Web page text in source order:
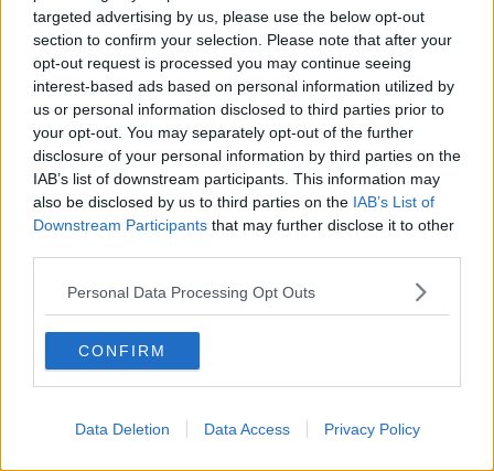
targeted advertising by us, please use the below opt-out
section to confirm your selection. Please note that after your
opt-out request is processed you may continue seeing
interest-based ads based on personal information utilized by
us or personal information disclosed to third parties prior to
your opt-out. You may separately opt-out of the further
disclosure of your personal information by third parties on the
IAB’s list of downstream participants. This information may
also be disclosed by us to third parties on the IAB’s List of
Downstream Participants that may further disclose it to other
Personal Data Processing Opt Outs
CONFIRM
Data Deletion Data Access Privacy Policy
​4 anni di Blog
Quando il silenzio è aggressivo
​Il passato, questo conosciuto!
​Clima ballerino e sbalzi d’umore
La maternità
​L’uomo o l’orso?
Non hanno un amico a teatro​
​Tutta una questione di rispetto
​Cose che ci esauriscono
​Vespa che passione!
​Lasciate ai vostri figli il diritto di piangere
​Parole d’amore regalate al vento
​Essere genitori di un adolescente
​Giornata del Fiocchetto Lilla
​Venerdì emozionalmente sostenibile
Ma ti ascolti?
Non dare niente per scontato
Che cos’è la dipendenza affettiva?